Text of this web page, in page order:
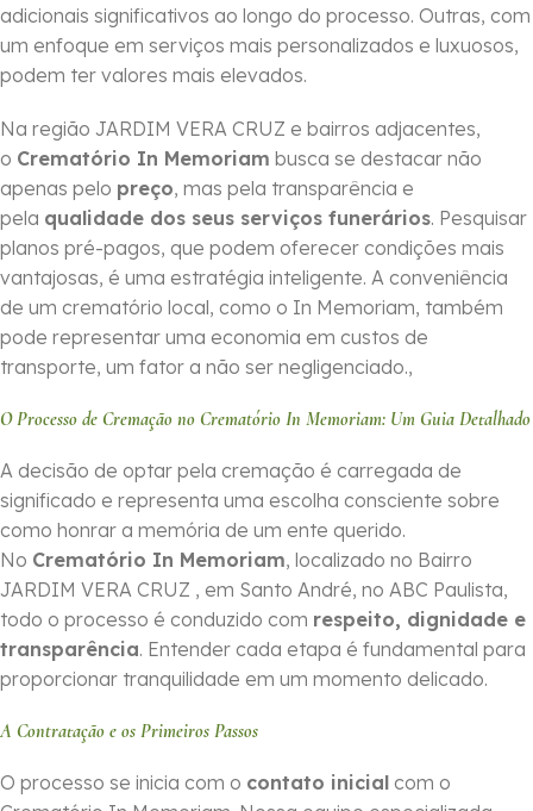
adicionais significativos ao longo do processo. Outras, com
um enfoque em serviços mais personalizados e luxuosos,
podem ter valores mais elevados.
Na região JARDIM VERA CRUZ e bairros adjacentes,
o Crematório In Memoriam busca se destacar não
apenas pelo preço, mas pela transparência e
pela qualidade dos seus serviços funerários. Pesquisar
planos pré-pagos, que podem oferecer condições mais
vantajosas, é uma estratégia inteligente. A conveniência
de um crematório local, como o In Memoriam, também
pode representar uma economia em custos de
transporte, um fator a não ser negligenciado.,
O Processo de Cremação no Crematório In Memoriam: Um Guia Detalhado
A decisão de optar pela cremação é carregada de
significado e representa uma escolha consciente sobre
como honrar a memória de um ente querido.
No Crematório In Memoriam, localizado no Bairro
JARDIM VERA CRUZ , em Santo André, no ABC Paulista,
todo o processo é conduzido com respeito, dignidade e
transparência. Entender cada etapa é fundamental para
proporcionar tranquilidade em um momento delicado.
A Contratação e os Primeiros Passos
O processo se inicia com o contato inicial com o